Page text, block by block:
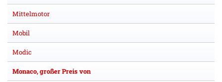
Mittelmotor
Mobil
Modic
Monaco, großer Preis von